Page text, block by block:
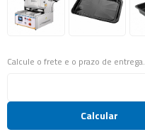
Calcule o frete e o prazo de entrega.
Calcular